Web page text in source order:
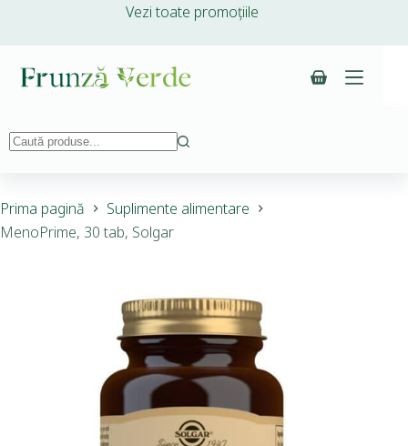
Vezi toate promoțiile
Prima pagină
Suplimente alimentare
MenoPrime, 30 tab, Solgar